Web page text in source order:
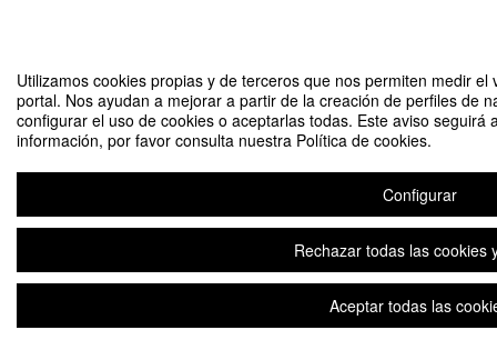
Utilizamos cookies propias y de terceros que nos permiten medir
portal. Nos ayudan a mejorar a partir de la creación de perfiles de
configurar el uso de cookies o aceptarlas todas. Este aviso
información, por favor consulta nuestra Política de cookies.
Configurar
Rechazar todas las cookies
Aceptar todas las